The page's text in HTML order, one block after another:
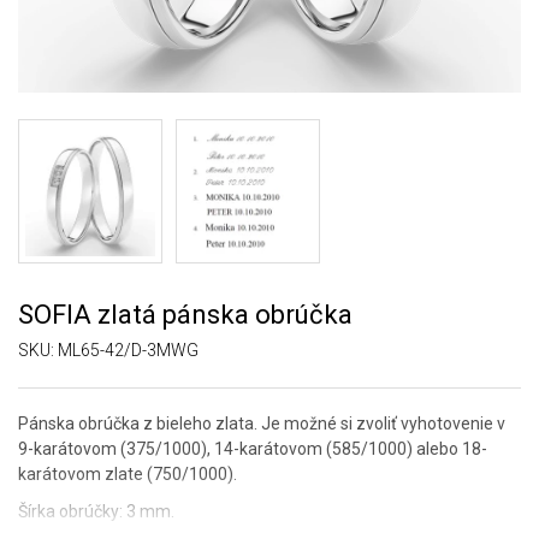
SOFIA zlatá pánska obrúčka
SKU: ML65-42/D-3MWG
Pánska obrúčka z bieleho zlata. Je možné si zvoliť vyhotovenie v
9-karátovom (375/1000), 14-karátovom (585/1000) alebo 18-
karátovom zlate (750/1000).
Šírka obrúčky: 3 mm.